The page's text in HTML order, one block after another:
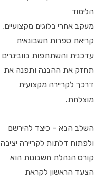
הלימוד
מעקב אחרי בלוגים מקצועיים,
קריאת ספרות חשבונאית
עדכנית והשתתפות בוובינרים
תחזק את ההבנה ותפנה את
דרכך לקריירה מקצועית
מוצלחת.
השלב הבא – כיצד להירשם
ולפתוח דלתות לקריירה יציבה
קורס הנהלת חשבונות הוא
הצעד הראשון לקראת